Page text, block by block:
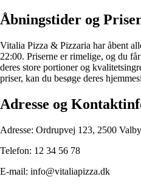
Åbningstider og
Vitalia Pizza & Pizzaria har åbent
22:00. Priserne er rimelige, og du
deres store portioner og
priser, kan du besøge deres
Adresse og
Adresse: Ordrupvej 123, 2500 Valby
Telefon: 12 34 56 78
E-mail: info@vitaliapizza.dk